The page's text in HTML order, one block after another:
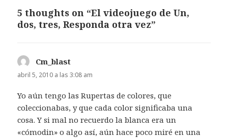
5 thoughts on “El videojuego de Un,
dos, tres, Responda otra vez”
Cm_blast
abril 5, 2010 a las 3:08 am
Yo aún tengo las Rupertas de colores, que
coleccionabas, y que cada color significaba una
cosa. Y si mal no recuerdo la blanca era un
«cómodin» o algo así, aún hace poco miré en una